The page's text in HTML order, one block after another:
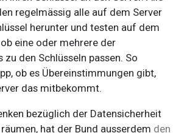
regelmässig alle auf dem Server
herunter und testen auf dem
eine oder mehrere der
zu den Schlüsseln passen. So
ob es Übereinstimmungen gibt,
das mitbekommt.
bezüglich der Datensicherheit
hat der Bund ausserdem den